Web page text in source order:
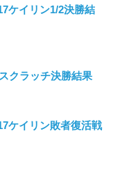
ケイリン1/2決勝結
クラッチ決勝結果
ケイリン敗者復活戦